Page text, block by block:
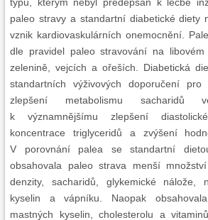
paleo stravy a standartní diabetické diety
vznik kardiovaskulárních onemocnění.
dle pravidel paleo stravování na libovém
zelenině, vejcích a ořeších. Diabetická
standartních výživových doporučení
zlepšení metabolismu sacharidů
k významnějšímu zlepšení
koncentrace triglyceridů a zvýšení
V porovnání palea se standartní
obsahovala paleo strava menší
denzity, sacharidů, glykemické nálože,
kyselin a vápníku. Naopak
mastných kyselin, cholesterolu a